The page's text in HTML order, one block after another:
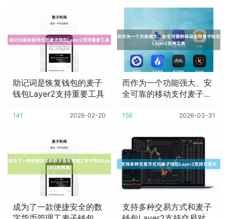
助记词是恢复钱包的麦子
钱包Layer2支持重要工具
141 2026-02-20
而作为一个功能强大、安
全可靠的移动支付麦子钱
156 2026-03-31
成为了一款便捷安全的数
支持多种交易方式和麦子